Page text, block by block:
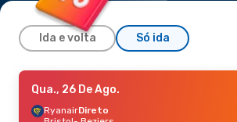
Ida e volta Só ida
Sáb., 5 De Set.- Sáb., 12 De Set.
RyanairDireto
Qua., 26 De Ago.
RyanairDireto